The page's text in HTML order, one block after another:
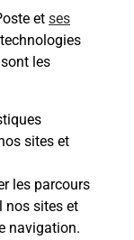
et ses
les
sites et
les parcours
nos sites et
navigation.
elle
?